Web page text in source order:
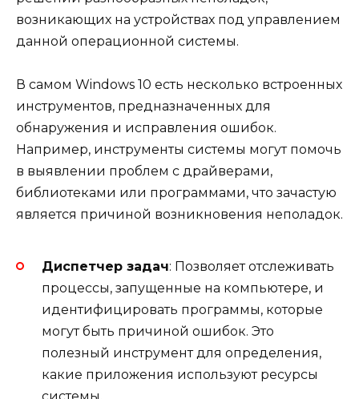
возникающих на устройствах под управлением
данной операционной системы.
В самом Windows 10 есть несколько встроенных
инструментов, предназначенных для
обнаружения и исправления ошибок.
Например, инструменты системы могут помочь
в выявлении проблем с драйверами,
библиотеками или программами, что зачастую
является причиной возникновения неполадок.
Диспетчер задач: Позволяет отслеживать
процессы, запущенные на компьютере, и
идентифицировать программы, которые
могут быть причиной ошибок. Это
полезный инструмент для определения,
какие приложения используют ресурсы